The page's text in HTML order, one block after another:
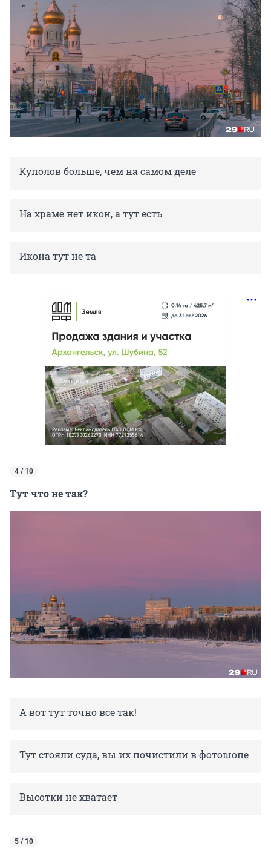
Куполов больше, чем на самом деле
На храме нет икон, а тут есть
Икона тут не та
4 / 10
Тут что не так?
А вот тут точно все так!
Тут стояли суда, вы их почистили в фотошопе
Высотки не хватает
5 / 10